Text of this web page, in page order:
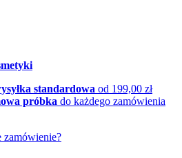
standardowa od 199,00 zł
próbka do każdego zamówienia
zamówienie?